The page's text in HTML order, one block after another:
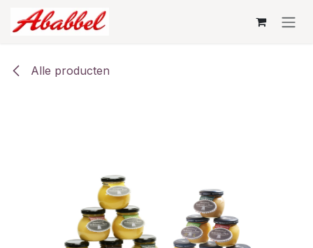
Overslaan naar inhoud
Alle producten